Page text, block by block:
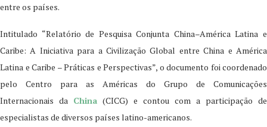
entre os países.
Intitulado “Relatório de Pesquisa Conjunta China–América Latina e
Caribe: A Iniciativa para a Civilização Global entre China e América
Latina e Caribe – Práticas e Perspectivas”, o documento foi coordenado
pelo Centro para as Américas do Grupo de Comunicações
Internacionais da China (CICG) e contou com a participação de
especialistas de diversos países latino-americanos.